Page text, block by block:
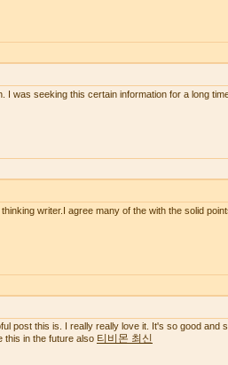
I was seeking this certain information for a long
writer.I agree many of the with the solid
post this is. I really really love it. It's so good and
this in the future also 티비몬 최신